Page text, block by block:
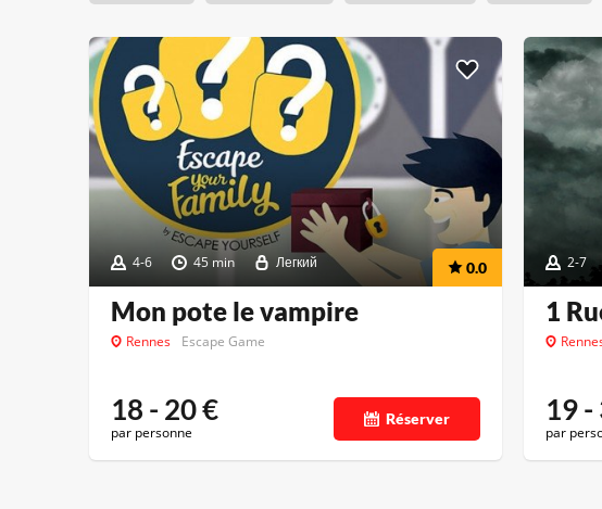
4-6 45 min Легкий 0.0
Mon pote le vampire
Rennes Escape Game
18 - 20€
par personne
Réserver
2-7
1
19 -
par